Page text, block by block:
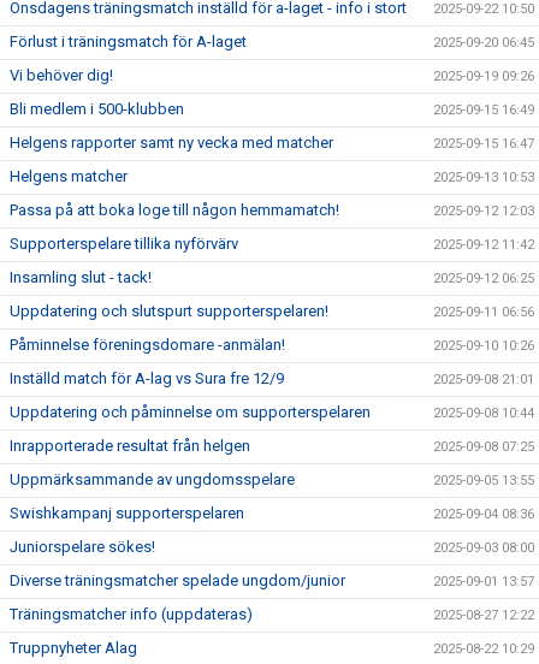
Onsdagens träningsmatch inställd för a-laget - info i stort 2025-09-22 10:50
Förlust i träningsmatch för A-laget 2025-09-20 06:45
Vi behöver dig! 2025-09-19 09:26
Bli medlem i 500-klubben 2025-09-15 16:49
Helgens rapporter samt ny vecka med matcher 2025-09-15 16:47
Helgens matcher 2025-09-13 10:53
Passa på att boka loge till någon hemmamatch! 2025-09-12 12:03
Supporterspelare tillika nyförvärv 2025-09-12 11:42
Insamling slut - tack! 2025-09-12 06:25
Uppdatering och slutspurt supporterspelaren! 2025-09-11 06:56
Påminnelse föreningsdomare -anmälan! 2025-09-10 10:26
Inställd match för A-lag vs Sura fre 12/9 2025-09-08 21:01
Uppdatering och påminnelse om supporterspelaren 2025-09-08 10:44
Inrapporterade resultat från helgen 2025-09-08 07:25
Uppmärksammande av ungdomsspelare 2025-09-05 13:55
Swishkampanj supporterspelaren 2025-09-04 08:36
Juniorspelare sökes! 2025-09-03 08:00
Diverse träningsmatcher spelade ungdom/junior 2025-09-01 13:57
Träningsmatcher info (uppdateras) 2025-08-27 12:22
Truppnyheter Alag 2025-08-22 10:29